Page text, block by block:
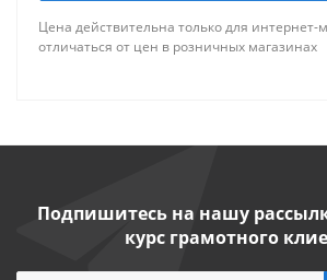
Цена действительна только для
отличаться от цен в розничных магазинах
Подпишитесь на нашу
курс грамотного